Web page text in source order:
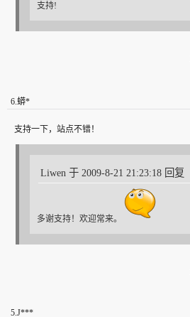
支持!
6.蟒*
支持一下，站点不错！
Liwen 于 2009-8-21 21:23:18 回复
多谢支持！欢迎常来。
5.J***